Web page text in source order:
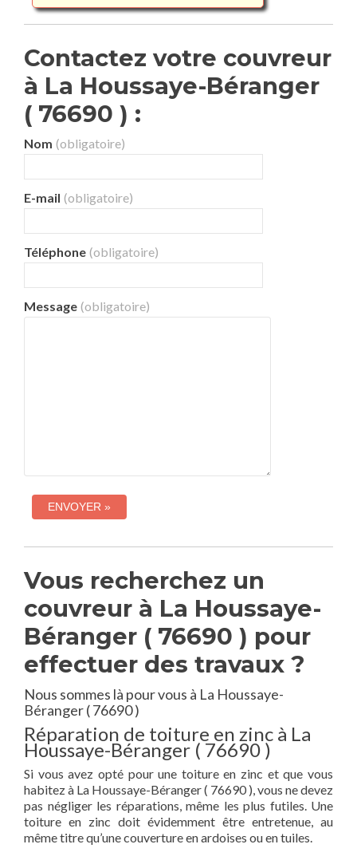
Contactez votre couvreur
à La Houssaye-Béranger
( 76690 ) :
Nom (obligatoire)
E-mail (obligatoire)
Téléphone (obligatoire)
Message (obligatoire)
Vous recherchez un
couvreur à La Houssaye-
Béranger ( 76690 ) pour
effectuer des travaux ?
Nous sommes là pour vous à La Houssaye-
Béranger ( 76690 )
Réparation de toiture en zinc à La
Houssaye-Béranger ( 76690 )
Si vous avez opté pour une toiture en zinc et que vous
habitez à La Houssaye-Béranger ( 76690 ), vous ne devez
pas négliger les réparations, même les plus futiles. Une
toiture en zinc doit évidemment être entretenue, au
même titre qu’une couverture en ardoises ou en tuiles.